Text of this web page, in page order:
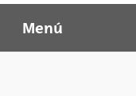
Doctorado en
Menú